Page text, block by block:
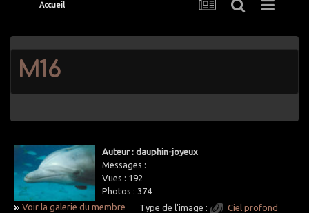
Accueil
M16
Auteur : dauphin-joyeux
Messages :
Vues : 192
Photos : 374
Voir la galerie du membre
Type de l'image : Ciel profond